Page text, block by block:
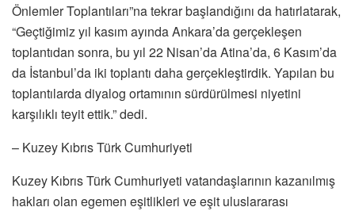
Önlemler Toplantıları”na tekrar başlandığını da hatırlatarak,
“Geçtiğimiz yıl kasım ayında Ankara’da gerçekleşen
toplantıdan sonra, bu yıl 22 Nisan’da Atina’da, 6 Kasım’da
da İstanbul’da iki toplantı daha gerçekleştirdik. Yapılan bu
toplantılarda diyalog ortamının sürdürülmesi niyetini
karşılıklı teyit ettik.” dedi.
– Kuzey Kıbrıs Türk Cumhuriyeti
Kuzey Kıbrıs Türk Cumhuriyeti vatandaşlarının kazanılmış
hakları olan egemen eşitlikleri ve eşit uluslararası